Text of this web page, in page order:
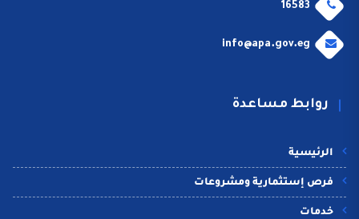
16583
info@apa.gov.eg
روابط مساعدة
الرئيسية
فرص إستثمارية ومشروعات
خدمات